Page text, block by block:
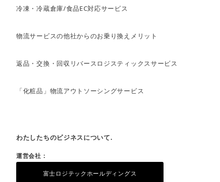
冷凍・冷蔵倉庫/食品EC対応サービス
物流サービスの他社からのお乗り換えメリット
返品・交換・回収リバースロジスティックスサービス
「化粧品」物流アウトソーシングサービス
わたしたちのビジネスについて.
運営会社：
富士ロジテックホールディングス